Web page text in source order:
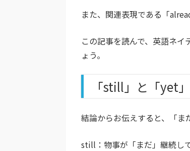
また、関連表現である「
この記事を読んで、英語ネ
ょう。
「still」と「yet
結論からお伝えすると、「ま
still：物事が「まだ」継続し